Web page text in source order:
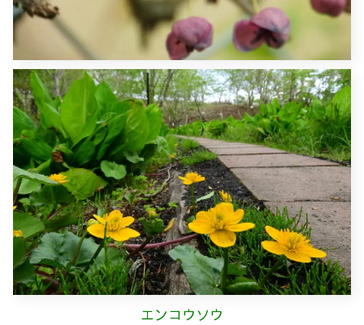
エンコウソウ